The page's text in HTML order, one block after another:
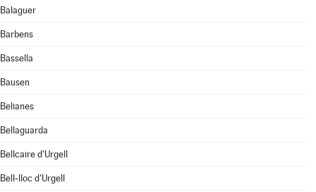
Balaguer
Barbens
Bassella
Bausen
Belianes
Bellaguarda
Bellcaire d'Urgell
Bell-lloc d'Urgell